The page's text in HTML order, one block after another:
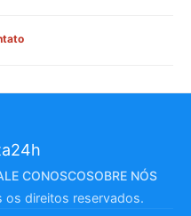
CONOSCOSOBRE NÓS
direitos reservados.